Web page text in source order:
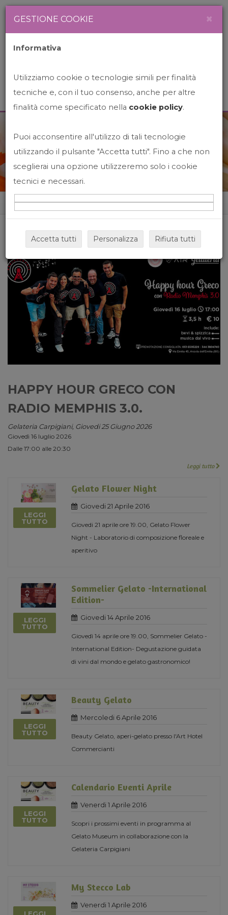
News&Events
Home News&events
HAPPY HOUR GRECO CON
RADIO MEMPHIS 3.0.
Gelateria Carpigiani, Giovedi 25 Giugno 2026
Giovedì 16 luglio 2026
Dalle 17:00 alle 20:30
Leggi tutto
LEGGI
TUTTO
Gelato Flower Night
Giovedi 21 Aprile 2016
Giovedi 21 aprile ore 19.00, Gelato Flower
Night - Laboratorio di composizione floreale e
aperitivo
LEGGI
TUTTO
Sommelier Gelato -International
Edition-
Giovedi 14 Aprile 2016
Giovedì 14 aprile ore 19.00, Sommelier Gelato -
International Edition- Degustazione guidata
di vini dal mondo e gelato gastronomico!
LEGGI
TUTTO
Beauty Gelato
Mercoledi 6 Aprile 2016
Beauty Gelato, aperi-gelato presso l'Art Hotel
Commercianti
LEGGI
TUTTO
Calendario Eventi Aprile
Venerdi 1 Aprile 2016
Scopri i prossimi eventi in programma al
Gelato Museum in collaborazione con la
Gelateria Carpigiani
My Stecco Lab
Venerdi 1 Aprile 2016
GESTIONE COOKIE ×
Informativa
Utilizziamo cookie o tecnologie simili per finalità
tecniche e, con il tuo consenso, anche per altre
finalità come specificato nella cookie policy.
Puoi acconsentire all'utilizzo di tali tecnologie
utilizzando il pulsante "Accetta tutti". Fino a che non
sceglierai una opzione utilizzeremo solo i cookie
tecnici e necessari.
Accetta tutti Personalizza Rifiuta tutti